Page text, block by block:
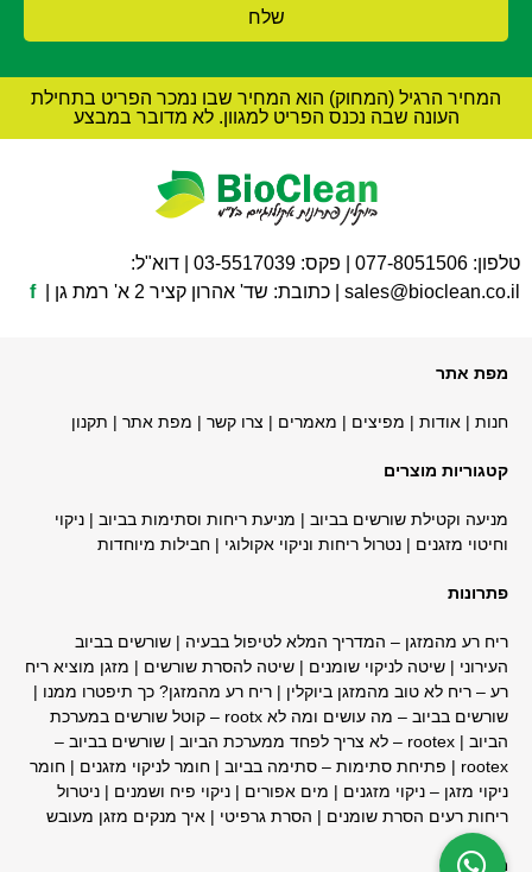
שלח
המחיר הרגיל (המחוק) הוא המחיר שבו נמכר הפריט בתחילת
העונה שבה נכנס הפריט למגוון. לא מדובר במבצע
טלפון: 077-8051506 | פקס: 03-5517039 | דוא"ל:
sales@bioclean.co.il | כתובת: שד' אהרון קציר 2 א' רמת גן | f
מפת אתר
חנות | אודות | מפיצים | מאמרים | צרו קשר | מפת אתר | תקנון
קטגוריות מוצרים
מניעה וקטילת שורשים בביוב | מניעת ריחות וסתימות בביוב | ניקוי
וחיטוי מזגנים | נטרול ריחות וניקוי אקולוגי | חבילות מיוחדות
פתרונות
ריח רע מהמזגן – המדריך המלא לטיפול בבעיה | שורשים בביוב
העירוני | שיטה לניקוי שומנים | שיטה להסרת שורשים | מזגן מוציא ריח
רע – ריח לא טוב מהמזגן ביוקלין | ריח רע מהמזגן? כך תיפטרו ממנו |
שורשים בביוב – מה עושים ומה לא rootx – קוטל שורשים במערכת
הביוב | rootex – לא צריך לפחד ממערכת הביוב | שורשים בביוב –
rootex
| פתיחת סתימות – סתימה בביוב | חומר לניקוי מזגנים | חומר
ניקוי מזגן – ניקוי מזגנים | מים אפורים | ניקוי פיח ושמנים | ניטרול
ריחות רעים הסרת שומנים | הסרת גרפיטי | איך מנקים מזגן מעובש
מוצרים